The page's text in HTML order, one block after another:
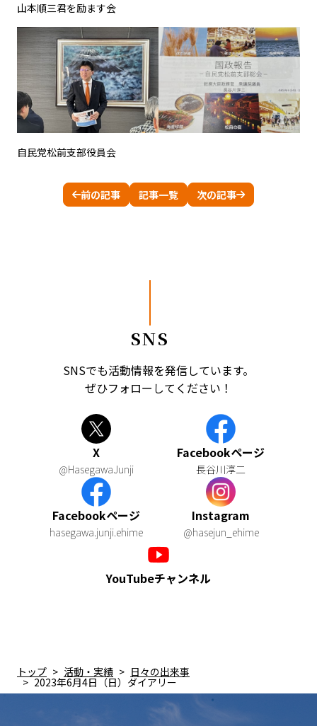
山本順三君を励ます会
自民党松前支部役員会
前の記事 記事一覧 次の記事
SNS
SNSでも活動情報を発信しています。
ぜひフォローしてください！
X
@HasegawaJunji
Facebookページ
長谷川淳二
Facebookページ
hasegawa.junji.ehime
Instagram
@hasejun_ehime
YouTubeチャンネル
トップ 活動・実績 日々の出来事
2023年6月4日（日）ダイアリー